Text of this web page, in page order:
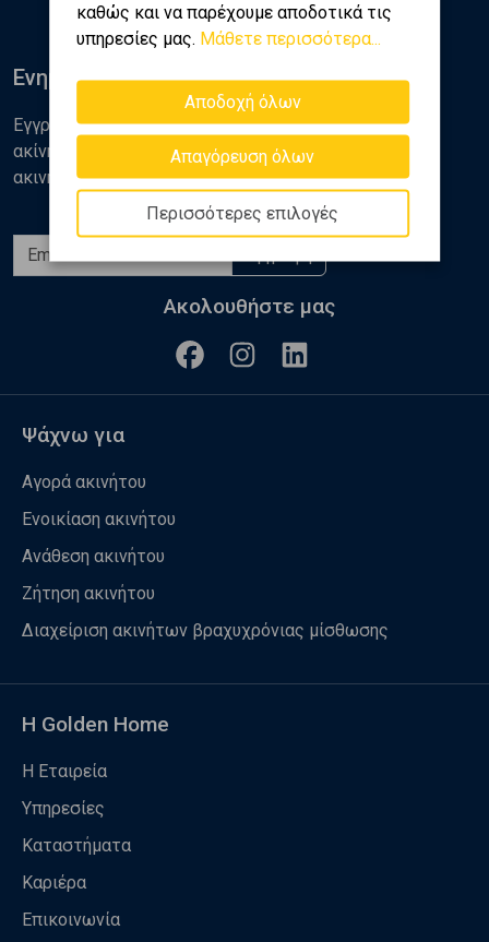
καθώς και να παρέχουμε αποδοτικά τις
υπηρεσίες μας. Μάθετε περισσότερα...
Αποδοχή όλων
Απαγόρευση όλων
Περισσότερες επιλογές
Ενημερωθείτε
Εγγραφείτε στο newsletter της Golden Home για νέα
ακίνητα, αναλύσεις και διάφορα θέματα της αγοράς
ακινήτων
Ακολουθήστε μας
Ψάχνω για
Αγορά ακινήτου
Ενοικίαση ακινήτου
Ανάθεση ακινήτου
Ζήτηση ακινήτου
Διαχείριση ακινήτων βραχυχρόνιας μίσθωσης
Η Golden Home
Η Εταιρεία
Υπηρεσίες
Καταστήματα
Καριέρα
Επικοινωνία